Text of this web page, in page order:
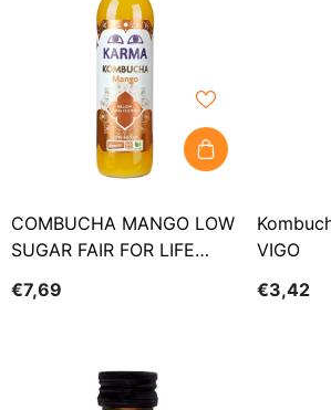
COMBUCHA MANGO LOW
SUGAR FAIR FOR LIFE
COMBUCHA KARMA
€7,69
VIGO
€3,42